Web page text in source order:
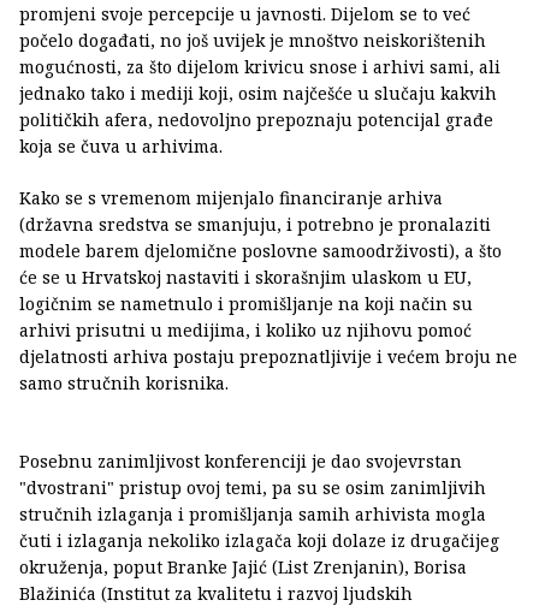
promjeni svoje percepcije u javnosti. Dijelom se to već
počelo događati, no još uvijek je mnoštvo neiskorištenih
mogućnosti, za što dijelom krivicu snose i arhivi sami, ali
jednako tako i mediji koji, osim najčešće u slučaju kakvih
političkih afera, nedovoljno prepoznaju potencijal građe
koja se čuva u arhivima.
Kako se s vremenom mijenjalo financiranje arhiva
(državna sredstva se smanjuju, i potrebno je pronalaziti
modele barem djelomične poslovne samoodrživosti), a što
će se u Hrvatskoj nastaviti i skorašnjim ulaskom u EU,
logičnim se nametnulo i promišljanje na koji način su
arhivi prisutni u medijima, i koliko uz njihovu pomoć
djelatnosti arhiva postaju prepoznatljivije i većem broju ne
samo stručnih korisnika.
Posebnu zanimljivost konferenciji je dao svojevrstan
"dvostrani" pristup ovoj temi, pa su se osim zanimljivih
stručnih izlaganja i promišljanja samih arhivista mogla
čuti i izlaganja nekoliko izlagača koji dolaze iz drugačijeg
okruženja, poput Branke Jajić (List Zrenjanin), Borisa
Blažinića (Institut za kvalitetu i razvoj ljudskih